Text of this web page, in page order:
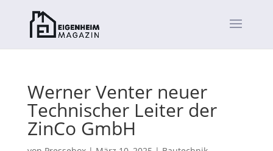
Werner Venter neuer
Technischer Leiter der
ZinCo GmbH